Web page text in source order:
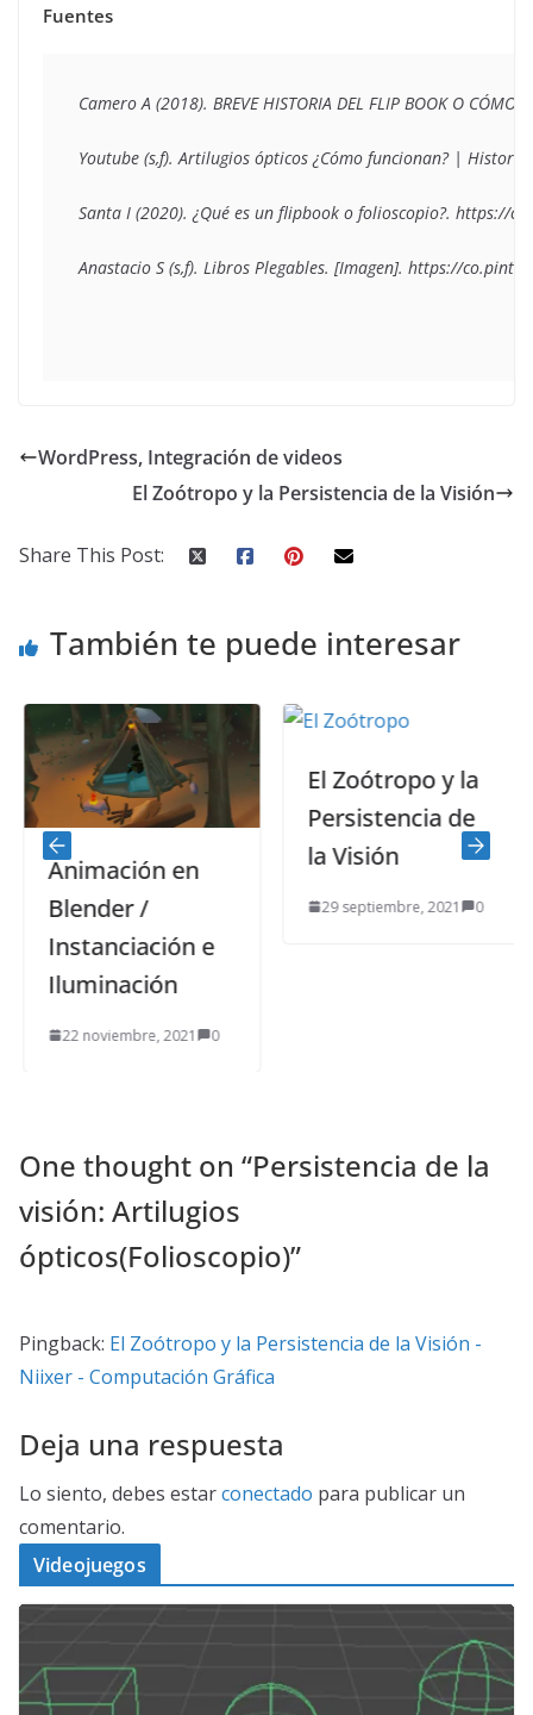
Fuentes
Camero A (2018). BREVE HISTORIA DEL FLIP BOOK O
Youtube (s,f). Artilugios ópticos ¿Cómo funcionan? |
Santa I (2020). ¿Qué es un flipbook o folioscopio?. https://
Anastacio S (s,f). Libros Plegables. [Imagen]. https://
WordPress, Integración de videos
El Zoótropo y la Persistencia de la Visión
Share This Post:
También te puede interesar
Animación en
Blender /
Instanciación e
Iluminación
22 noviembre, 2021 0
El Zoótropo y la
Persistencia de
la Visión
29 septiembre, 2021 0
One thought on “Persistencia de la
visión: Artilugios
ópticos(Folioscopio)”
Pingback: El Zoótropo y la Persistencia de la Visión -
Niixer - Computación Gráfica
Deja una respuesta
Lo siento, debes estarconectado para publicar un
comentario.
Videojuegos